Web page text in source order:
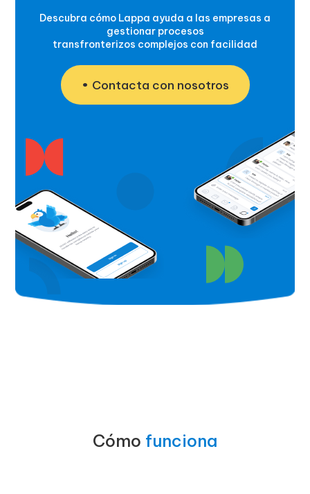
Descubra cómo Lappa ayuda a las empresas a
gestionar procesos
transfronterizos complejos con facilidad
Contacta con nosotros
Cómo funciona